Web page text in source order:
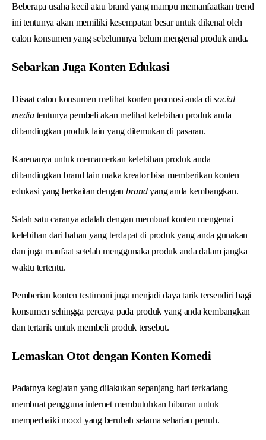
Beberapa usaha kecil atau brand yang mampu memanfaatkan trend
ini tentunya akan memiliki kesempatan besar untuk dikenal oleh
calon konsumen yang sebelumnya belum mengenal produk anda.
Sebarkan Juga Konten Edukasi
Disaat calon konsumen melihat konten promosi anda disocial
mediatentunya pembeli akan melihat kelebihan produk anda
dibandingkan produk lain yang ditemukan di pasaran.
Karenanya untuk memamerkan kelebihan produk anda
dibandingkan brand lain maka kreator bisa memberikan konten
edukasi yang berkaitan dengan brandyang anda kembangkan.
Salah satu caranya adalah dengan membuat konten mengenai
kelebihan dari bahan yang terdapat di produk yang anda gunakan
dan juga manfaat setelah menggunaka produk anda dalam jangka
waktu tertentu.
Pemberian konten testimoni juga menjadi daya tarik tersendiri bagi
konsumen sehingga percaya pada produk yang anda kembangkan
dan tertarik untuk membeli produk tersebut.
Lemaskan Otot dengan Konten Komedi
Padatnya kegiatan yang dilakukan sepanjang hari terkadang
membuat pengguna internet membutuhkan hiburan untuk
memperbaiki mood yang berubah selama seharian penuh.